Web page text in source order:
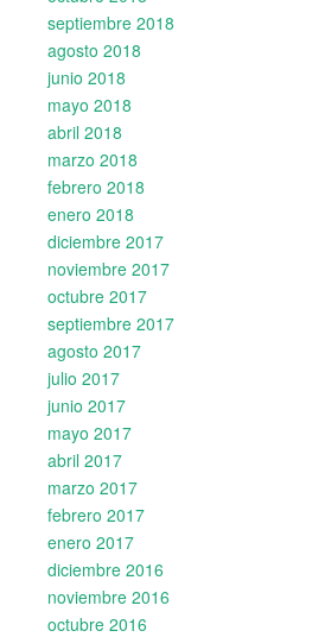
septiembre 2018
agosto 2018
junio 2018
mayo 2018
abril 2018
marzo 2018
febrero 2018
enero 2018
diciembre 2017
noviembre 2017
octubre 2017
septiembre 2017
agosto 2017
julio 2017
junio 2017
mayo 2017
abril 2017
marzo 2017
febrero 2017
enero 2017
diciembre 2016
noviembre 2016
octubre 2016